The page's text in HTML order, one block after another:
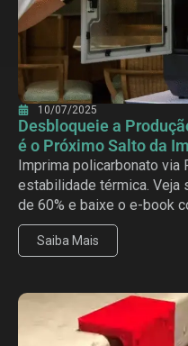
10/07/2025
Desbloqueie a
é o Próximo Salto da
Imprima policarbonato via
estabilidade térmica. Veja
de 60% e baixe o e-book
Saiba Mais